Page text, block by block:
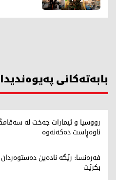
بابەتەکانی
رووسیا و ئیمارات جەخت لە
ناوەڕاست دەکەنەوە
فەرەنسا: رێگە نادەین
بکرێت